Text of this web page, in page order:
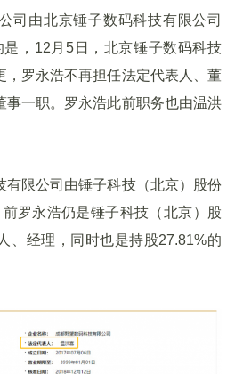
司由北京锤子数码科技有限公司
，12月5日，北京锤子数码科技
，罗永浩不再担任法定代表人、董
事一职。罗永浩此前职务也由温洪
有限公司由锤子科技（北京）股份
罗永浩仍是锤子科技（北京）股
、经理，同时也是持股27.81%的